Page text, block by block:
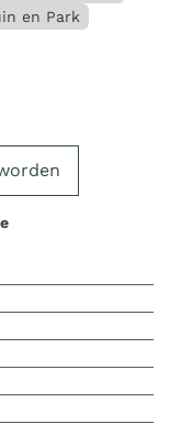
en Park